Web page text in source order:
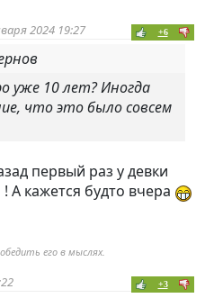
2024 19:27 +6
уже 10 лет? Иногда
что это было совсем
первый раз у девки
А кажется будто вчера
его в мыслях.
+3